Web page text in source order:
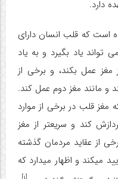
دارد.
­است که قلب انسان دارای
یاد بگیرد و به یاد
عمل بکند، و برخی از
و مانند مغز دوم عمل کند.
قلب در برخی از موارد
کند و سریع­تر از مغز
از عقاید مردمان گذشته
می­کند و اظهار می­دارد که